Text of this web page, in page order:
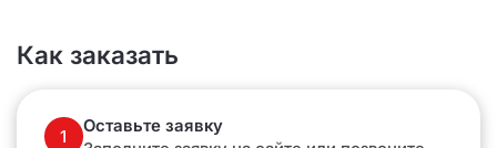
Как заказать
1
Оставьте заявку